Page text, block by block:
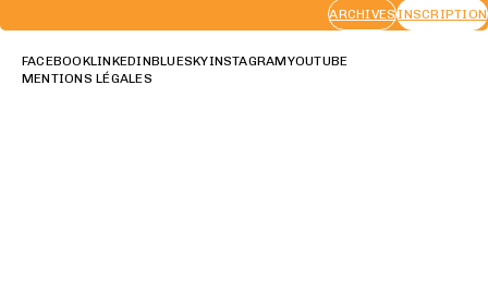
ARCHIVESINSCRIPTION
FACEBOOKLINKEDINBLUESKYINSTAGRAMYOUTUBE
MENTIONS LÉGALES